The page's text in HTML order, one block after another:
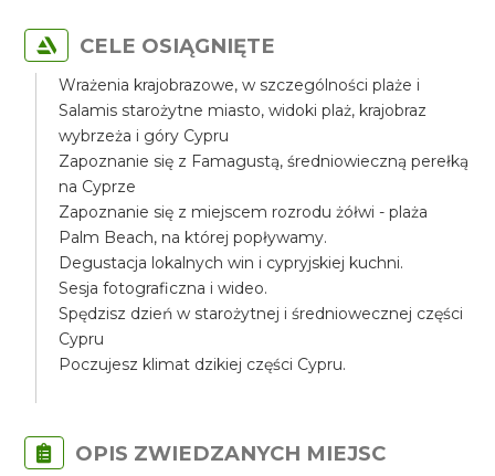
CELE OSIĄGNIĘTE
Wrażenia krajobrazowe, w szczególności plaże i
Salamis starożytne miasto, widoki plaż, krajobraz
wybrzeża i góry Cypru
Zapoznanie się z Famagustą, średniowieczną perełką
na Cyprze
Zapoznanie się z miejscem rozrodu żółwi - plaża
Palm Beach, na której popływamy.
Degustacja lokalnych win i cypryjskiej kuchni.
Sesja fotograficzna i wideo.
Spędzisz dzień w starożytnej i średniowecznej części
Cypru
Poczujesz klimat dzikiej części Cypru.
OPIS ZWIEDZANYCH MIEJSC